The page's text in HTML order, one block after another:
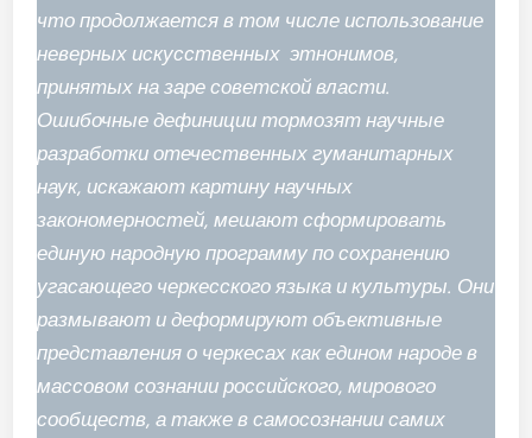
что продолжается в том числе использование
неверных искусственных этнонимов,
принятых на заре советской власти.
Ошибочные дефиниции тормозят научные
разработки отечественных гуманитарных
наук, искажают картину научных
закономерностей, мешают сформировать
единую народную программу по сохранению
угасающего черкесского языка и культуры. Они
размывают и деформируют объективные
представления о черкесах как едином народе в
массовом сознании российского, мирового
сообществ, а также в самосознании самих